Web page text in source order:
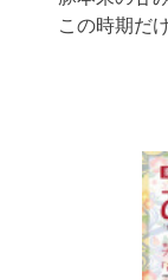
この時期だ